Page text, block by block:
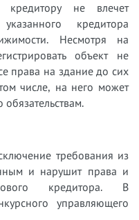
кредитору не влечет
кредитора
Несмотря на
объект не
права на здание до сих
числе, на него может
требования из
и нарушит права и
кредитора. В
управляющего